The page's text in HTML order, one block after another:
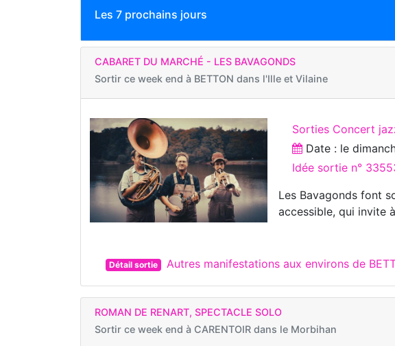
Les 7 prochains jours
CABARET DU MARCHÉ - LES BAVAGONDS
Sortir ce week end à BETTON dans l'Ille et Vilaine
Sorties Concert
Date : le
Idée sortie n°
Les Bavagonds font
accessible, qui invite
Détail sortie Autres manifestations aux environs de
ROMAN DE RENART, SPECTACLE SOLO
Sortir ce week end à CARENTOIR dans le Morbihan